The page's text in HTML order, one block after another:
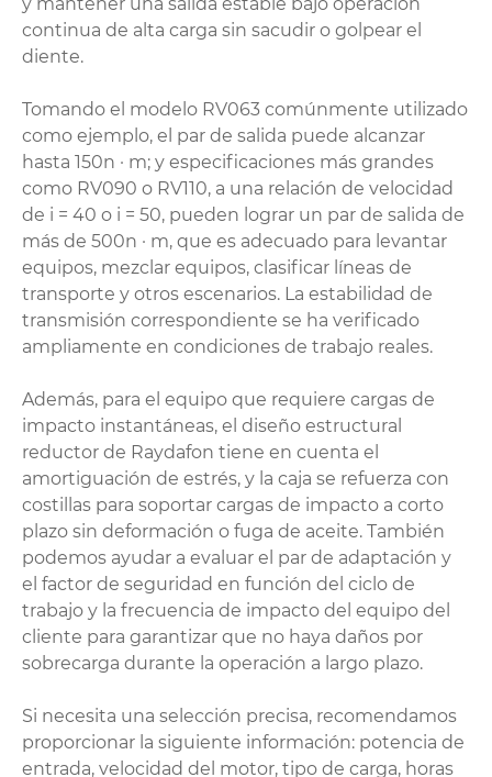
continua de alta carga sin sacudir o golpear el
diente.
Tomando el modelo RV063 comúnmente utilizado
como ejemplo, el par de salida puede alcanzar
hasta 150n · m; y especificaciones más grandes
como RV090 o RV110, a una relación de velocidad
de i = 40 o i = 50, pueden lograr un par de salida de
más de 500n · m, que es adecuado para levantar
equipos, mezclar equipos, clasificar líneas de
transporte y otros escenarios. La estabilidad de
transmisión correspondiente se ha verificado
ampliamente en condiciones de trabajo reales.
Además, para el equipo que requiere cargas de
impacto instantáneas, el diseño estructural
reductor de Raydafon tiene en cuenta el
amortiguación de estrés, y la caja se refuerza con
costillas para soportar cargas de impacto a corto
plazo sin deformación o fuga de aceite. También
podemos ayudar a evaluar el par de adaptación y
el factor de seguridad en función del ciclo de
trabajo y la frecuencia de impacto del equipo del
cliente para garantizar que no haya daños por
sobrecarga durante la operación a largo plazo.
Si necesita una selección precisa, recomendamos
proporcionar la siguiente información: potencia de
entrada, velocidad del motor, tipo de carga, horas